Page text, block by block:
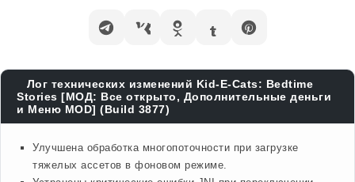
Лог технических изменений Kid-E-Cats: Bedtime
Stories [МОД: Все открыто, Дополнительные деньги
и Меню MOD] (Build 3877)
Улучшена обработка многопоточности при загрузке
тяжелых ассетов в фоновом режиме.